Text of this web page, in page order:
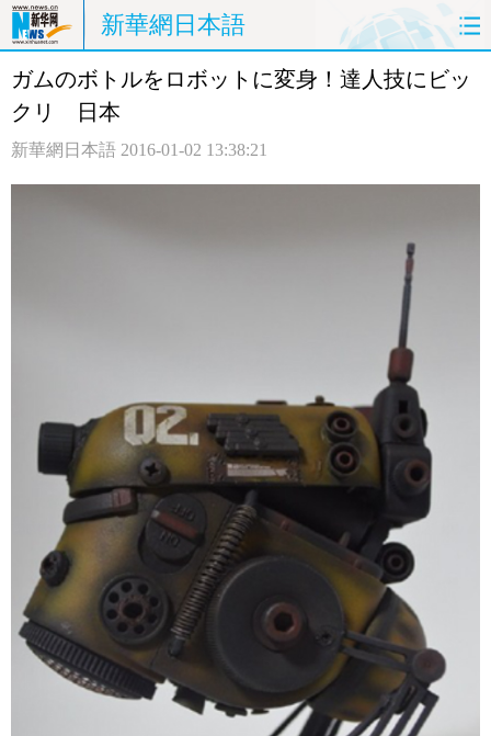
新華網日本語
ホームページ 政治 経済
ガムのボトルをロボットに変身！達人技にビッ
クリ 日本
新華網日本語 2016-01-02 13:38:21